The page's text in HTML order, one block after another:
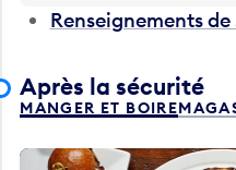
Renseignements
Après la sécurité
MANGER ET BOIRE